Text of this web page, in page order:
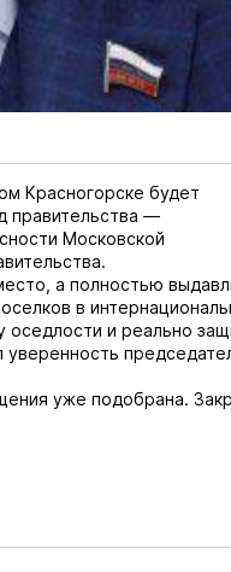
Красногорске будет
правительства —
Московской
а полностью
в
и реально
уже подобрана.